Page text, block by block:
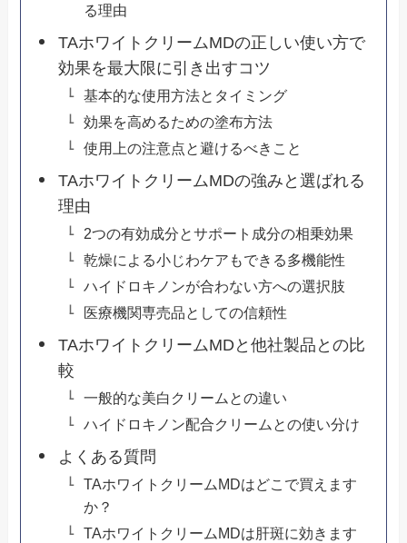
る理由
TAホワイトクリームMDの正しい使い方で
効果を最大限に引き出すコツ
基本的な使用方法とタイミング
効果を高めるための塗布方法
使用上の注意点と避けるべきこと
TAホワイトクリームMDの強みと選ばれる
理由
2つの有効成分とサポート成分の相乗効果
乾燥による小じわケアもできる多機能性
ハイドロキノンが合わない方への選択肢
医療機関専売品としての信頼性
TAホワイトクリームMDと他社製品との比
較
一般的な美白クリームとの違い
ハイドロキノン配合クリームとの使い分け
よくある質問
TAホワイトクリームMDはどこで買えます
か？
TAホワイトクリームMDは肝斑に効きます